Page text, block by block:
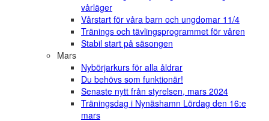
vårläger
Vårstart för våra barn och ungdomar 11/4
Tränings och tävlingsprogrammet för våren
Stabil start på säsongen
Mars
Nybörjarkurs för alla åldrar
Du behövs som funktionär!
Senaste nytt från styrelsen, mars 2024
Träningsdag i Nynäshamn Lördag den 16:e
mars